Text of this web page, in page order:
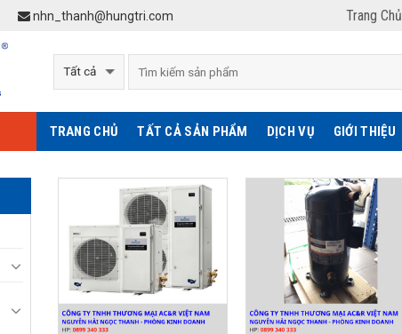
nhn_thanh@hungtri.com Trang Chủ
TRANG CHỦ TẤT CẢ SẢN PHẨM DỊCH VỤ GIỚI THIỆU